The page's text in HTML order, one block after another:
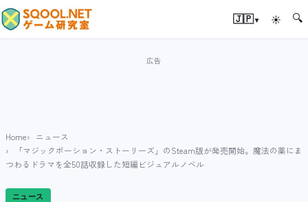
🇯🇵▾ ☀ 🔍
Home
ニュース
「マジックポーション・ストーリーズ」のSteam版が発売開始。魔法の薬にま
つわるドラマを全50話収録した短編ビジュアルノベル
ニュース